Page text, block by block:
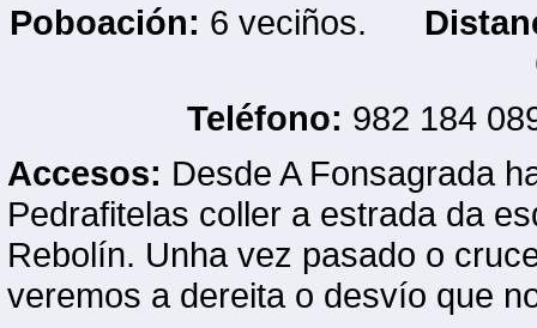
Poboación: 6 veciños.
Teléfono: 982 184
Accesos: Desde A Fonsagrada
Pedrafitelas coller a estrada da
Rebolín. Unha vez pasado o
veremos a dereita o desvío que